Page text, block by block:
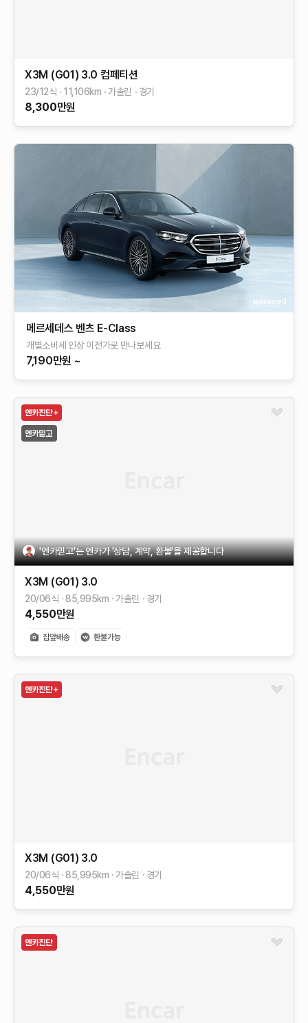
X3M (G01) 3.0 컴페티션
23/12식 11,106km 가솔린 경기
8,300만원
sponsored
메르세데스 벤츠 E-Class
개별소비세 인상 이전가로 만나보세요
7,190만원 ~
'엔카믿고'는 엔카가 '상담, 계약, 환불'을 제공합니다
X3M (G01) 3.0
20/06식 85,995km 가솔린 경기
4,550만원
X3M (G01) 3.0
20/06식 85,995km 가솔린 경기
4,550만원